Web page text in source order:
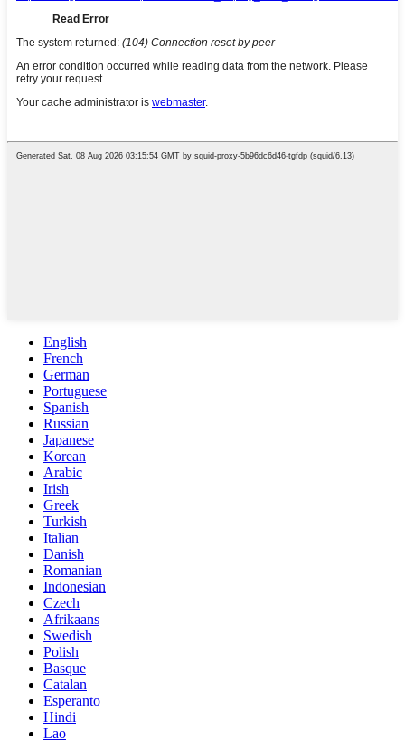
English
French
German
Portuguese
Spanish
Russian
Japanese
Korean
Arabic
Irish
Greek
Turkish
Italian
Danish
Romanian
Indonesian
Czech
Afrikaans
Swedish
Polish
Basque
Catalan
Esperanto
Hindi
Lao